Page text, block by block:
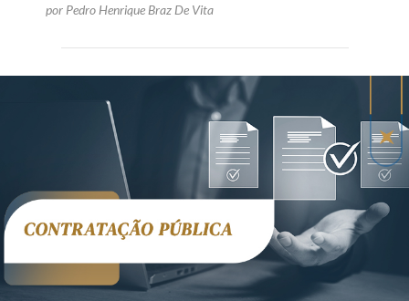
por Pedro Henrique Braz De Vita